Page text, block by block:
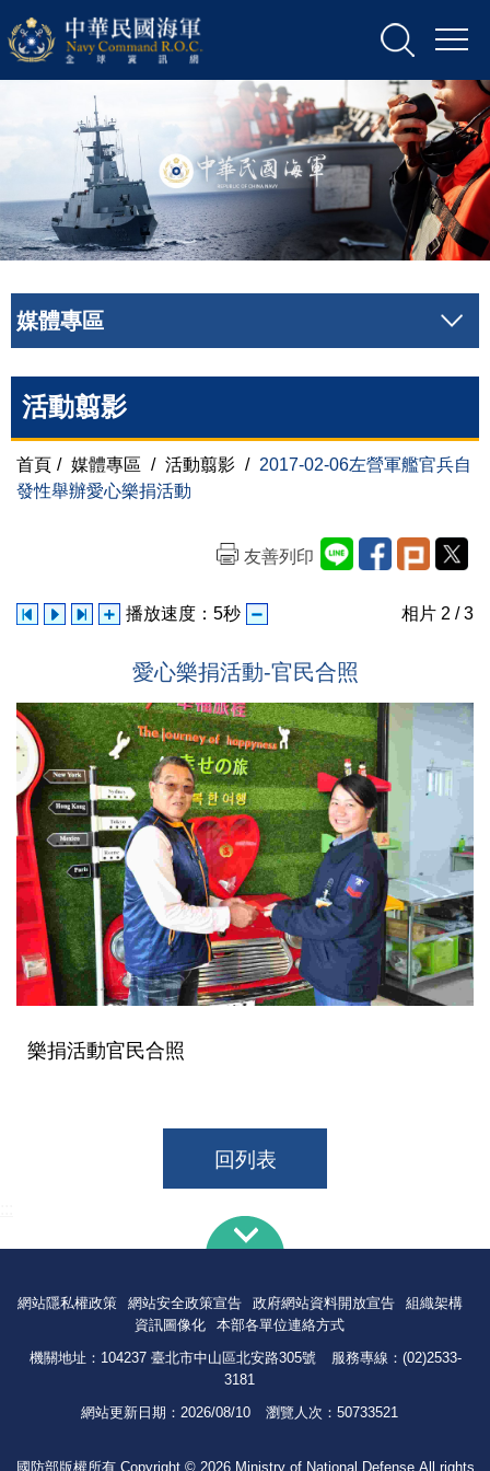
媒體專區
活動翦影
首頁 / 媒體專區 / 活動翦影 / 2017-02-06左營軍艦官兵自
發性舉辦愛心樂捐活動
友善列印
播放速度： 5秒 相片 2 / 3
愛心樂捐活動-官民合照
樂捐活動官民合照
回列表
網站隱私權政策 網站安全政策宣告 政府網站資料開放宣告
組織架構
資訊圖像化
本部各單位連絡方式
機關地址：104237 臺北市中山區北安路305號
服務專線：(02)2533-
3181
網站更新日期： 2026/08/10 瀏覽人次： 50733521
國防部版權所有 Copyright © 2026 Ministry of National Defense.All rights